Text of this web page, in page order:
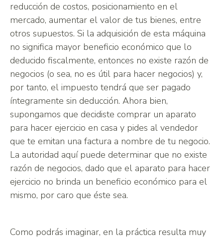
reducción de costos, posicionamiento en el
mercado, aumentar el valor de tus bienes, entre
otros supuestos. Si la adquisición de esta máquina
no significa mayor beneficio económico que lo
deducido fiscalmente, entonces no existe razón de
negocios (o sea, no es útil para hacer negocios) y,
por tanto, el impuesto tendrá que ser pagado
íntegramente sin deducción. Ahora bien,
supongamos que decidiste comprar un aparato
para hacer ejercicio en casa y pides al vendedor
que te emitan una factura a nombre de tu negocio.
La autoridad aquí puede determinar que no existe
razón de negocios, dado que el aparato para hacer
ejercicio no brinda un beneficio económico para el
mismo, por caro que éste sea.
Como podrás imaginar, en la práctica resulta muy